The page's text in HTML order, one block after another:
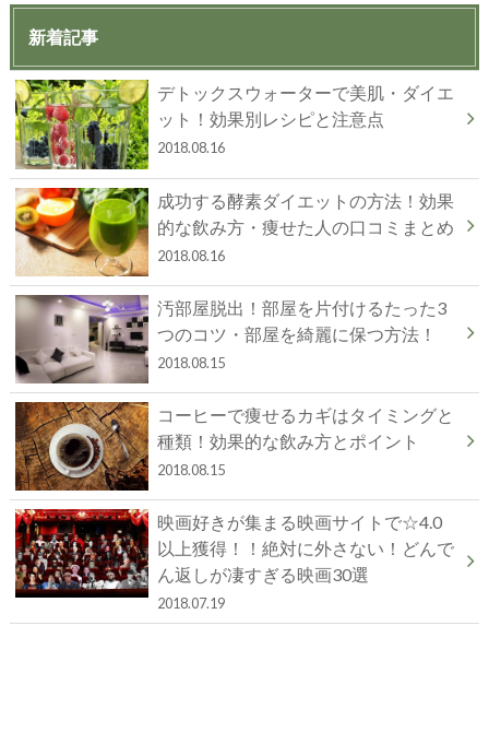
新着記事
デトックスウォーターで美肌・ダイエ
ット！効果別レシピと注意点
2018.08.16
成功する酵素ダイエットの方法！効果
的な飲み方・痩せた人の口コミまとめ
2018.08.16
汚部屋脱出！部屋を片付けるたった3
つのコツ・部屋を綺麗に保つ方法！
2018.08.15
コーヒーで痩せるカギはタイミングと
種類！効果的な飲み方とポイント
2018.08.15
映画好きが集まる映画サイトで☆4.0
以上獲得！！絶対に外さない！どんで
ん返しが凄すぎる映画30選
2018.07.19